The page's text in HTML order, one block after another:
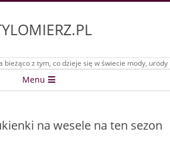
bieżąco z tym, co dzieje się w świecie mody, urody
Menu
na wesele na ten sezon